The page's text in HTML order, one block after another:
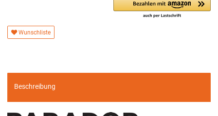
Wunschliste
Beschreibung